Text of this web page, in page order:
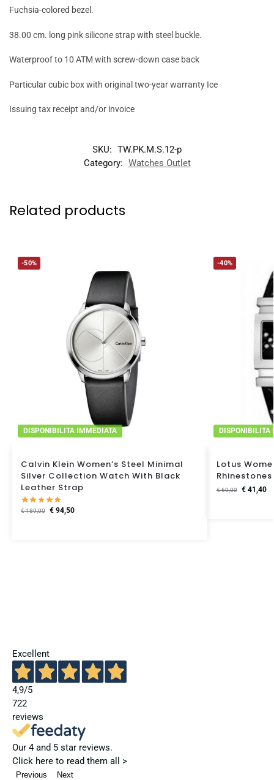
Fuchsia-colored bezel.
38.00 cm. long pink silicone strap with steel buckle.
Waterproof to 10 ATM with screw-down case back
Particular cubic box with original two-year warranty Ice
Issuing tax receipt and/or invoice
SKU: TW.PK.M.S.12-p
Category: Watches Outlet
Related products
-50%
DISPONIBILITA IMMEDIATA
Calvin Klein Women’s Steel Minimal
Silver Collection Watch With Black
Leather Strap
€189,00 €94,50
-40%
DISPONIBILITA
Lotus
Rhinestones
€69,00 €41,40
Excellent
4,9/5
722
reviews
Our 4 and 5 star reviews.
Click here to read them all >
Previous Next